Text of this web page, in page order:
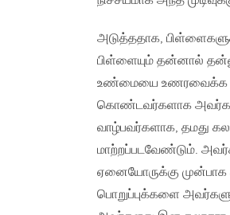
அடுத்ததாக,
பிள்ளையும் தன்னால்
உண்மையை உணரவைக்க
கொண்டவர்களாக அவர்கள்
வாழ்பவர்களாக, தமது
மாற்றப்படவேண்டும்.
ஏனையோருக்கு
பொறுப்புக்களை